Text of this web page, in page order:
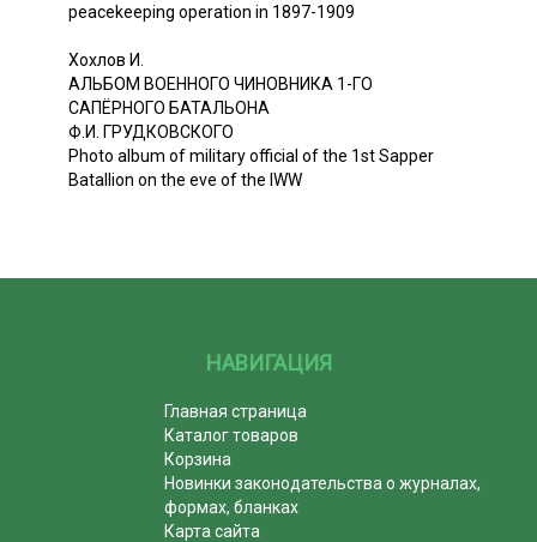
peacekeeping operation in 1897-1909
Хохлов И.
АЛЬБОМ ВОЕННОГО ЧИНОВНИКА 1-ГО
САПЁРНОГО БАТАЛЬОНА
Ф.И. ГРУДКОВСКОГО
Photo album of military official of the 1st Sapper
Batallion on the eve of the IWW
НАВИГАЦИЯ
Главная страница
Каталог товаров
Корзина
Новинки законодательства о журналах,
формах, бланках
Карта сайта